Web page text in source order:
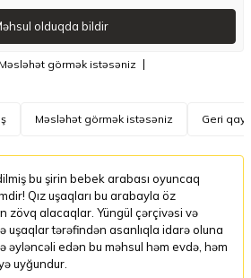
olduqda bildir
Məsləhət görmək istəsəniz
Məsləhət görmək istəsəniz Geri
bu şirin bebek arabası oyuncaq
Qız uşaqları bu arabayla öz
zövq alacaqlar. Yüngül çərçivəsi və
uşaqlar tərəfindən asanlıqla idarə oluna
əyləncəli edən bu məhsul həm evdə, həm
uyğundur.